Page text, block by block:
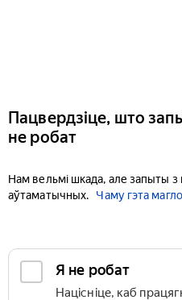
Пацвердзіце, што
не робат
Нам вельмі шкада, але запыты
аўтаматычных.
Чаму гэта
Я не робат
Націсніце, каб